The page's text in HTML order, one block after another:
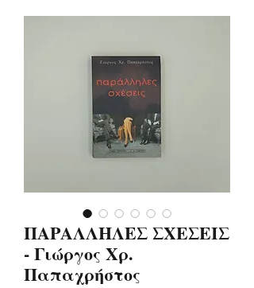
ΠΑΡΑΛΛΗΛΕΣ ΣΧΕΣΕΙΣ
- Γιώργος Χρ.
Παπαχρήστος